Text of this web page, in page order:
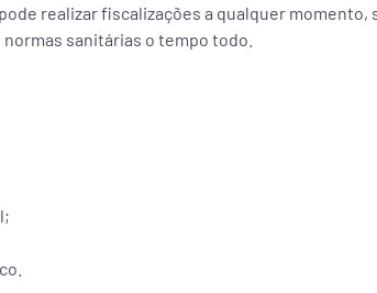
realizar fiscalizações a qualquer momento,
sanitárias o tempo todo.